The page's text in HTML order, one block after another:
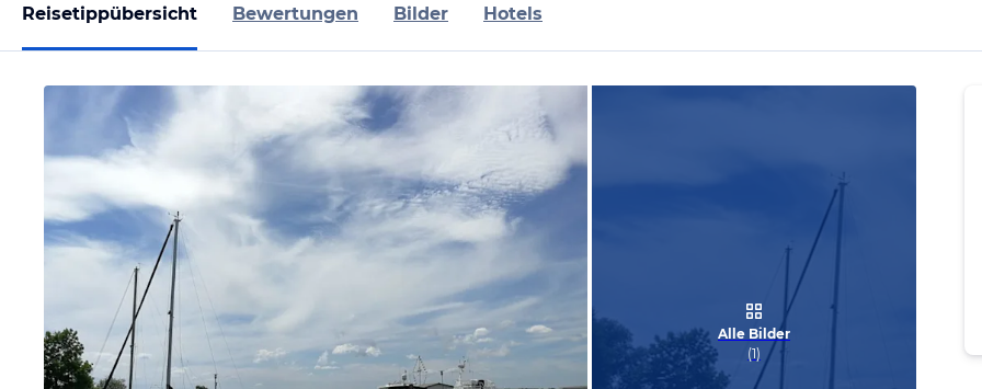
Reisetippübersicht Bewertungen Bilder Hotels
Alle Bilder
(1)